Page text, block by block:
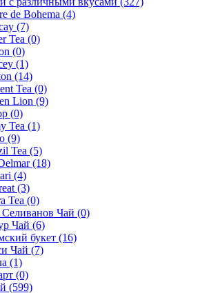
de Bohema (4)
(7)
Tea (0)
(0)
(1)
(14)
Tea (0)
Lion (9)
(0)
Tea (1)
(9)
Tea (5)
(18)
(4)
(3)
Tea (0)
Чай (0)
Чай (6)
букет (16)
Чай (7)
(1)
(0)
(599)